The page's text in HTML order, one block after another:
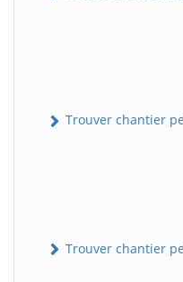
Trouver chantier
Trouver chantier